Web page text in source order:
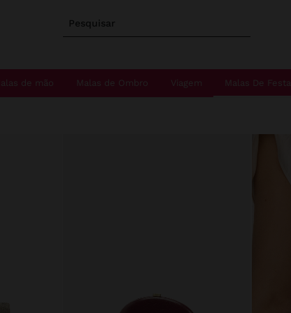
Pesquisar
de mão Malas de Ombro Viagem Malas De Festa